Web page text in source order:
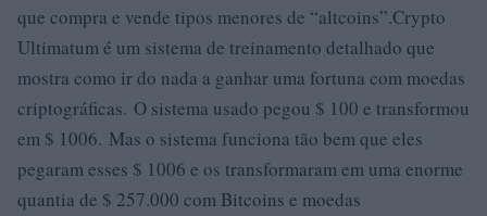
que compra e vende tipos menores de “altcoins”.Crypto
Ultimatum é um sistema de treinamento detalhado que
mostra como ir do nada a ganhar uma fortuna com moedas
criptográficas. O sistema usado pegou $ 100 e transformou
em $ 1006. Mas o sistema funciona tão bem que eles
pegaram esses $ 1006 e os transformaram em uma enorme
quantia de $ 257.000 com Bitcoins e moedas